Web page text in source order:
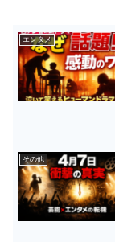
エンタメ
その他